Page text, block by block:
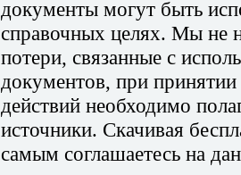
документы могут быть
справочных целях. Мы не
потери, связанные с
документов, при
действий необходимо
источники. Скачивая
самым соглашаетесь на